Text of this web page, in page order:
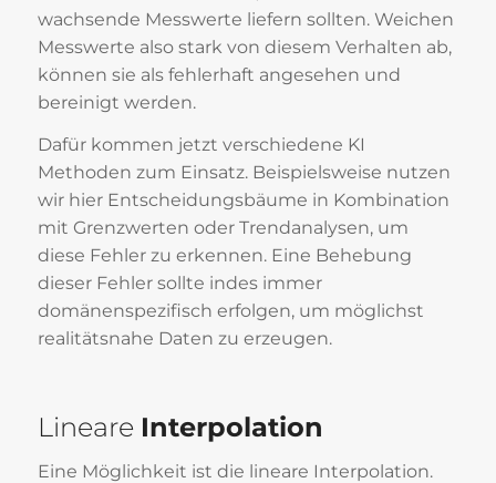
wachsende Messwerte liefern sollten. Weichen
Messwerte also stark von diesem Verhalten ab,
können sie als fehlerhaft angesehen und
bereinigt werden.
Dafür kommen jetzt verschiedene KI
Methoden zum Einsatz. Beispielsweise nutzen
wir hier Entscheidungsbäume in Kombination
mit Grenzwerten oder Trendanalysen, um
diese Fehler zu erkennen. Eine Behebung
dieser Fehler sollte indes immer
domänenspezifisch erfolgen, um möglichst
realitätsnahe Daten zu erzeugen.
Lineare Interpolation
Eine Möglichkeit ist die lineare Interpolation.